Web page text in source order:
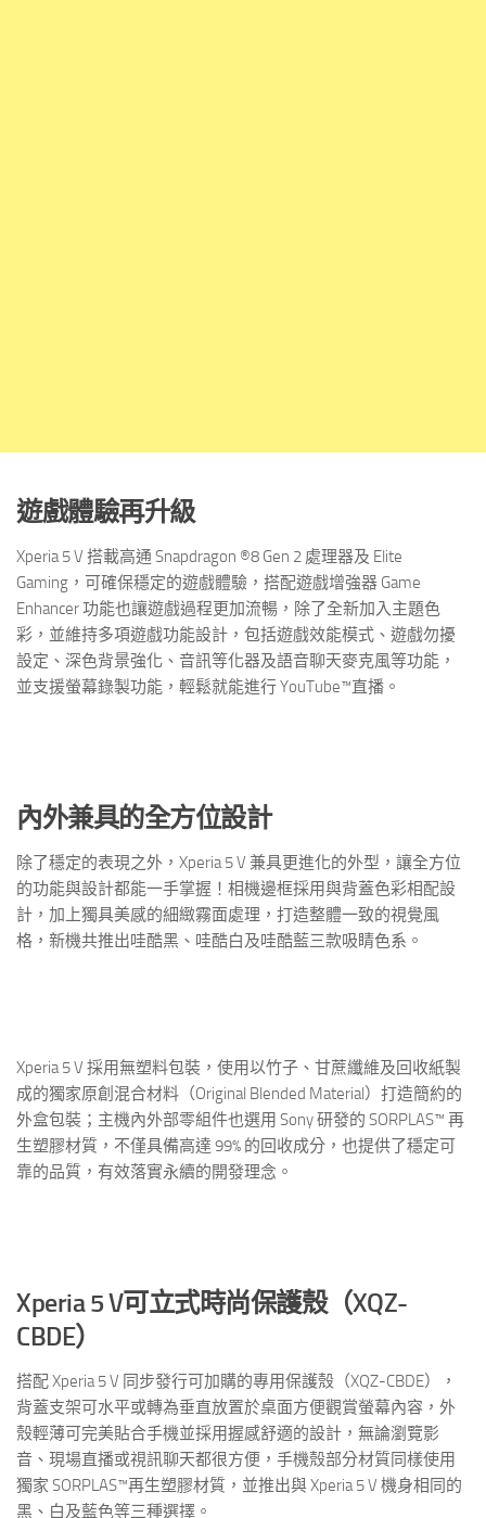
遊戲體驗再升級
Xperia 5 V 搭載高通 Snapdragon ®8 Gen 2 處理器及 Elite
Gaming，可確保穩定的遊戲體驗，搭配遊戲增強器 Game
Enhancer 功能也讓遊戲過程更加流暢，除了全新加入主題色
彩，並維持多項遊戲功能設計，包括遊戲效能模式、遊戲勿擾
設定、深色背景強化、音訊等化器及語音聊天麥克風等功能，
並支援螢幕錄製功能，輕鬆就能進行 YouTube™直播。
內外兼具的全方位設計
除了穩定的表現之外，Xperia 5 V 兼具更進化的外型，讓全方位
的功能與設計都能一手掌握！相機邊框採用與背蓋色彩相配設
計，加上獨具美感的細緻霧面處理，打造整體一致的視覺風
格，新機共推出哇酷黑、哇酷白及哇酷藍三款吸睛色系。
Xperia 5 V 採用無塑料包裝，使用以竹子、甘蔗纖維及回收紙製
成的獨家原創混合材料（Original Blended Material）打造簡約的
外盒包裝；主機內外部零組件也選用 Sony 研發的 SORPLAS™ 再
生塑膠材質，不僅具備高達 99% 的回收成分，也提供了穩定可
靠的品質，有效落實永續的開發理念。
Xperia 5 V可立式時尚保護殼（XQZ-
CBDE）
搭配 Xperia 5 V 同步發行可加購的專用保護殼（XQZ-CBDE），
背蓋支架可水平或轉為垂直放置於桌面方便觀賞螢幕內容，外
殼輕薄可完美貼合手機並採用握感舒適的設計，無論瀏覽影
音、現場直播或視訊聊天都很方便，手機殼部分材質同樣使用
獨家 SORPLAS™再生塑膠材質，並推出與 Xperia 5 V 機身相同的
黑、白及藍色等三種選擇。